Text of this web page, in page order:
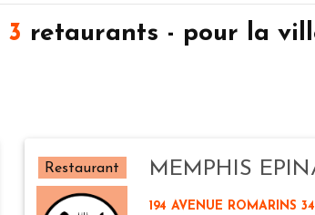
3 retaurants - pour la
Restaurant MEMPHIS
194 AVENUE ROMARINS